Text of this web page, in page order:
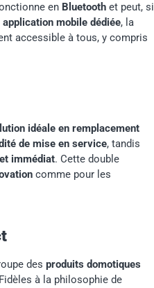
en Bluetooth et peut, si
application mobile dédiée, la
accessible à tous, y compris
idéale en remplacement
de mise en service, tandis
immédiat. Cette double
comme pour les
des produits domotiques
à la philosophie de